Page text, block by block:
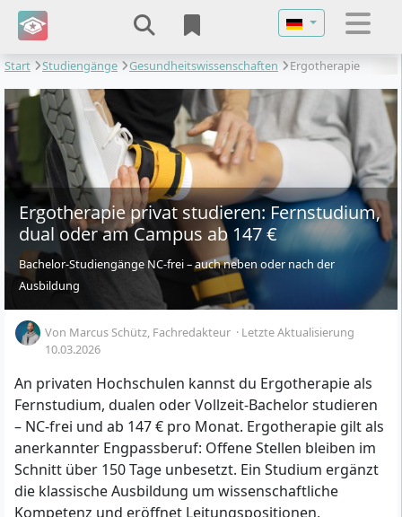
Sprache
Start Studiengänge Gesundheitswissenschaften Ergotherapie
Ergotherapie privat studieren: Fernstudium,
dual oder am Campus ab 147 €
Bachelor-Studiengänge NC-frei – auch neben oder nach der
Ausbildung
Von Marcus Schütz, Fachredakteur · Letzte Aktualisierung
10.03.2026
An privaten Hochschulen kannst du Ergotherapie als
Fernstudium, dualen oder Vollzeit-Bachelor studieren
– NC-frei und ab 147 € pro Monat. Ergotherapie gilt als
anerkannter Engpassberuf: Offene Stellen bleiben im
Schnitt über 150 Tage unbesetzt. Ein Studium ergänzt
die klassische Ausbildung um wissenschaftliche
Kompetenz und eröffnet Leitungspositionen,